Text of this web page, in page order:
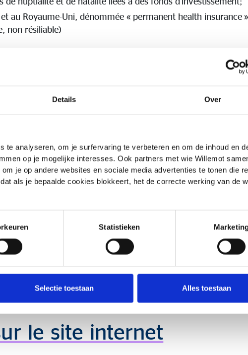
Details Over
te analyseren, om je surfervaring te verbeteren en om de inhoud en
op je mogelijke interesses. Ook partners met wie Willemot
je op andere websites en sociale media advertenties te tonen die
als je bepaalde cookies blokkeert, het de correcte werking van de
Statistieken
Selectie toestaan Alles toestaan
au Royaume-Uni, dénommée « permanent health insurance »
non résiliable)
le Code français des assurances au livre IV, titre 4, chapitre
de la vie humaine, définies ou prévues par la législation des
pratiquées ou gérées en conformité avec la législation d’un
et à leur propre risque.
soit seule, soit en collaboration avec des intermédiaires
échange d’informations efficace et écologique. Dans ce cadre,
à la tenue à jour des informations mises à disposition.
français ou en néerlandais.
le site internet